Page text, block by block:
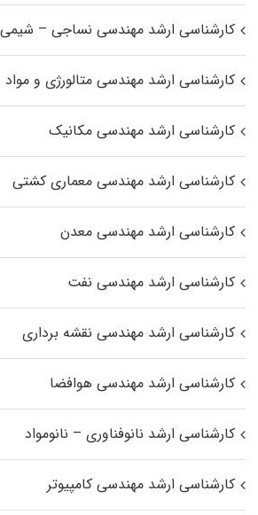
کارشناسی ارشد مهندسی نساجی – شیمی
کارشناسی ارشد مهندسی متالورژی و مواد
کارشناسی ارشد مهندسی مکانیک
کارشناسی ارشد مهندسی معماری کشتی
کارشناسی ارشد مهندسی معدن
کارشناسی ارشد مهندسی نفت
کارشناسی ارشد مهندسی نقشه برداری
کارشناسی ارشد مهندسی هوافضا
کارشناسی ارشد نانوفناوری – نانومواد
کارشناسی ارشد مهندسی کامپیوتر